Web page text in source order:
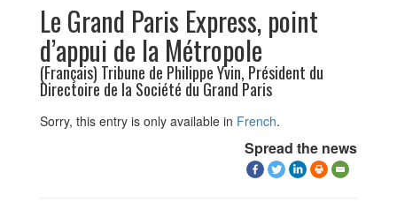
Le Grand Paris Express, point
d’appui de la Métropole
(Français) Tribune de Philippe Yvin, Président du
Directoire de la Société du Grand Paris
Sorry, this entry is only available in French.
Spread the news